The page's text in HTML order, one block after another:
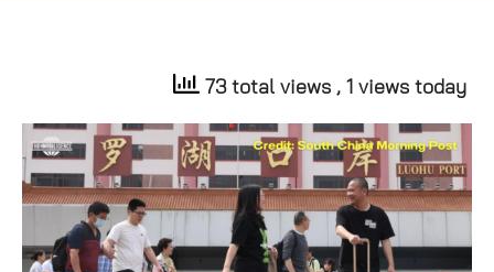
73 total views , 1 views today